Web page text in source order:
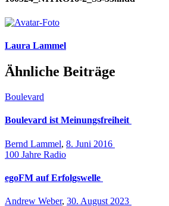
Laura Lammel
Ähnliche Beiträge
Boulevard
Boulevard ist Meinungsfreiheit
Bernd Lammel, 8. Juni 2016
100 Jahre Radio
egoFM auf Erfolgswelle
Andrew Weber, 30. August 2023